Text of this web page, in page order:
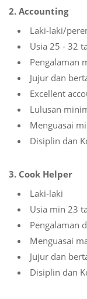
2. Accounting
Laki-laki/
Usia 25 - 32
Pengalaman
Jujur dan
Excellent
Lulusan
Menguasai
Disiplin dan
3. Cook Helper
Laki-laki
Usia min 23
Pengalaman
Menguasai
Jujur dan
Disiplin dan